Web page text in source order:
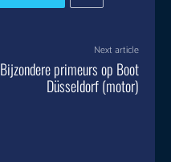
Next article
Bijzondere primeurs op Boot
Düsseldorf (motor)